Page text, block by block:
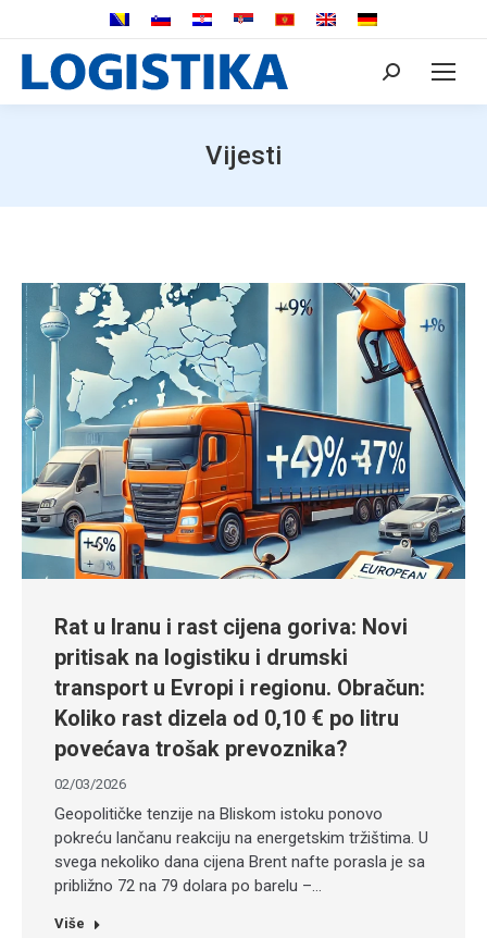
Search:
Vijesti
Rat u Iranu i rast cijena goriva: Novi
pritisak na logistiku i drumski
transport u Evropi i regionu. Obračun:
Koliko rast dizela od 0,10 € po litru
povećava trošak prevoznika?
02/03/2026
Geopolitičke tenzije na Bliskom istoku ponovo
pokreću lančanu reakciju na energetskim tržištima. U
svega nekoliko dana cijena Brent nafte porasla je sa
približno 72 na 79 dolara po barelu –…
Više